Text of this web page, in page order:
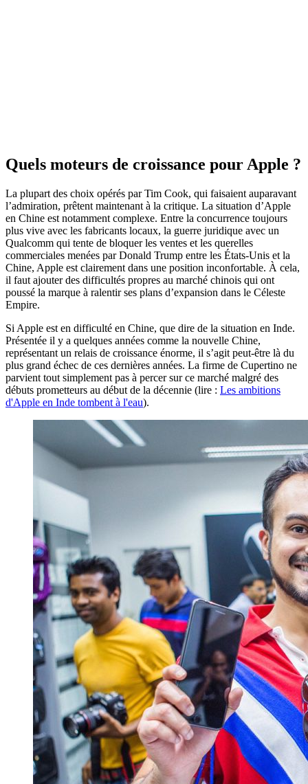
Quels moteurs de croissance pour Apple ?
La plupart des choix opérés par Tim Cook, qui faisaient auparavant
l’admiration, prêtent maintenant à la critique. La situation d’Apple
en Chine est notamment complexe. Entre la concurrence toujours
plus vive avec les fabricants locaux, la guerre juridique avec un
Qualcomm qui tente de bloquer les ventes et les querelles
commerciales menées par Donald Trump entre les États-Unis et la
Chine, Apple est clairement dans une position inconfortable. À cela,
il faut ajouter des difficultés propres au marché chinois qui ont
poussé la marque à ralentir ses plans d’expansion dans le Céleste
Empire.
Si Apple est en difficulté en Chine, que dire de la situation en Inde.
Présentée il y a quelques années comme la nouvelle Chine,
représentant un relais de croissance énorme, il s’agit peut-être là du
plus grand échec de ces dernières années. La firme de Cupertino ne
parvient tout simplement pas à percer sur ce marché malgré des
débuts prometteurs au début de la décennie (lire : Les ambitions
d'Apple en Inde tombent à l'eau).